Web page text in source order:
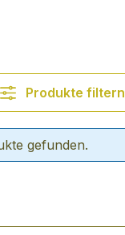
Produkte filtern
gefunden.